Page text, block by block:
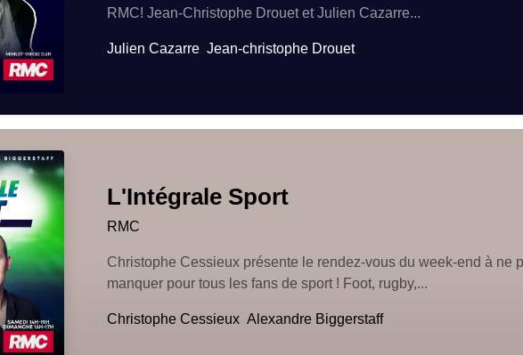
RMC! Jean-Christophe Drouet et Julien Cazarre...
Julien Cazarre Jean-christophe Drouet
L'Intégrale Sport
RMC
Christophe Cessieux présente le rendez-vous du week-end à ne
manquer pour tous les fans de sport ! Foot, rugby,...
Christophe Cessieux Alexandre Biggerstaff